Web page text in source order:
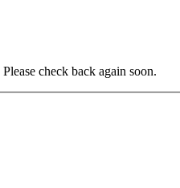
check back again soon.